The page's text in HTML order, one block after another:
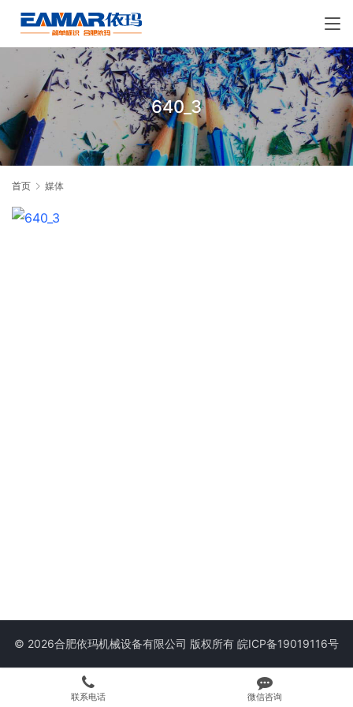
640_3
首页 媒体
© 2026合肥依玛机械设备有限公司 版权所有 皖ICP备19019116号
联系电话 微信咨询